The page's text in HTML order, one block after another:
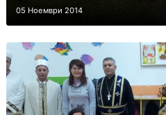
05 Ноември 2014